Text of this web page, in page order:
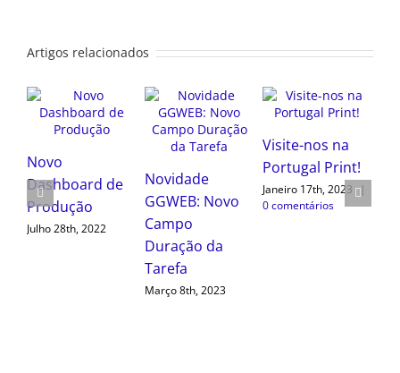
Artigos relacionados
Novidade
GGWEB: Novo
Campo
Visite-nos na
Janeiro 17th, 2023
0 comentários
Novidade
GGWEB: